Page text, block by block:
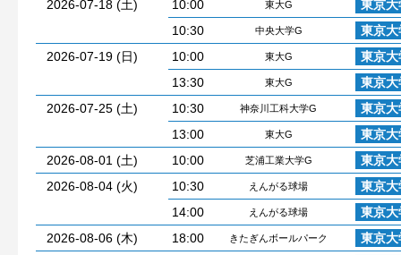
2026-07-18 (土)
10:00 東大G
東京大
10:30
中央大学G
東京大
2026-07-19 (日)
10:00 東大G
東京大
13:30
東大G
東京大
2026-07-25 (土)
10:30 神奈川工科大学G
東京大
13:00
東大G
東京大
2026-08-01 (土)
10:00 芝浦工業大学G
東京大
2026-08-04 (火)
10:30 えんがる球場
東京大
14:00
えんがる球場
東京大
2026-08-06 (木)
18:00 きたぎんボールパーク
東京大